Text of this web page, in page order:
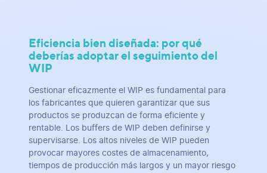
Eficiencia bien diseñada: por qué
deberías adoptar el seguimiento del
WIP
Gestionar eficazmente el WIP es fundamental para
los fabricantes que quieren garantizar que sus
productos se produzcan de forma eficiente y
rentable. Los buffers de WIP deben definirse y
supervisarse. Los altos niveles de WIP pueden
provocar mayores costes de almacenamiento,
tiempos de producción más largos y un mayor riesgo